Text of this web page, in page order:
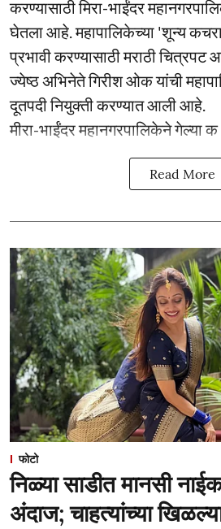
करण्यासाठी मिरा-भाईंदर
घेतला आहे. महापालिकेच्या 'शून्य
प्रभावी करण्यासाठी मराठी चित्रपट
ज्येष्ठ अभिनेते गिरीश ओक यांची
दूतपदी नियुक्ती करण्यात आली आहे.
मीरा-भाईंदर महानगरपालिकेने गेल्या क
Read More
फोटो
निळ्या साडीत मानसी
अंदाज; चाहत्यांच्या